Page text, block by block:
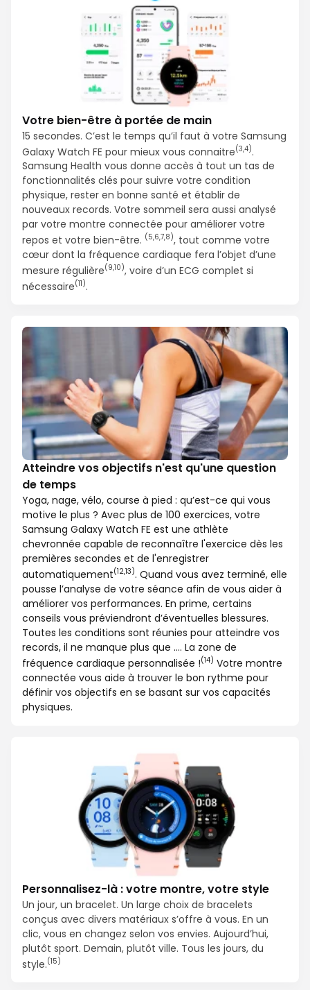
Votre bien-être à portée de main
15 secondes. C’est le temps qu’il faut à votre Samsung
Galaxy Watch FE pour mieux vous connaitre(3,4).
Samsung Health vous donne accès à tout un tas de
fonctionnalités clés pour suivre votre condition
physique, rester en bonne santé et établir de
nouveaux records. Votre sommeil sera aussi analysé
par votre montre connectée pour améliorer votre
repos et votre bien-être. (5,6,7,8), tout comme votre
cœur dont la fréquence cardiaque fera l’objet d’une
mesure régulière(9,10), voire d’un ECG complet si
nécessaire(11).
Atteindre vos objectifs n'est qu'une question
de temps
Yoga, nage, vélo, course à pied : qu’est-ce qui vous
motive le plus ? Avec plus de 100 exercices, votre
Samsung Galaxy Watch FE est une athlète
chevronnée capable de reconnaître l'exercice dès les
premières secondes et de l'enregistrer
automatiquement(12,13). Quand vous avez terminé, elle
pousse l’analyse de votre séance afin de vous aider à
améliorer vos performances. En prime, certains
conseils vous préviendront d’éventuelles blessures.
Toutes les conditions sont réunies pour atteindre vos
records, il ne manque plus que …. La zone de
fréquence cardiaque personnalisée !(14) Votre montre
connectée vous aide à trouver le bon rythme pour
définir vos objectifs en se basant sur vos capacités
physiques.
Personnalisez-là : votre montre, votre style
Un jour, un bracelet. Un large choix de bracelets
conçus avec divers matériaux s’offre à vous. En un
clic, vous en changez selon vos envies. Aujourd’hui,
plutôt sport. Demain, plutôt ville. Tous les jours, du
style.(15)